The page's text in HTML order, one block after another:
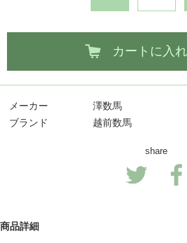
カートに入
メーカー
澤数馬
ブランド
越前数馬
share
商品詳細